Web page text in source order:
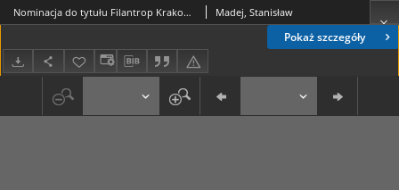
Pokaż szczegóły
Nominacja do tytułu Filantrop Krakowa AD 2007 Madej, Stanisław